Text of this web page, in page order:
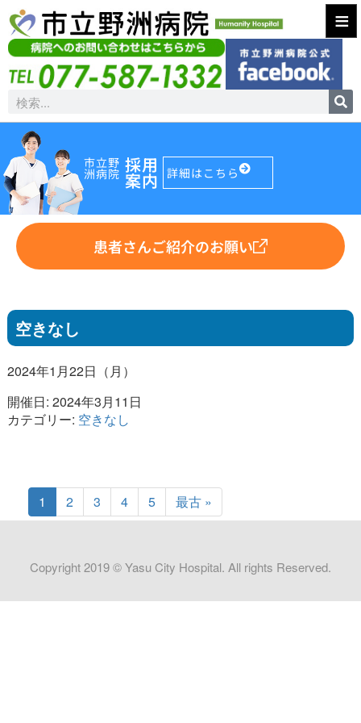
≡
市立野
洲病院 採用
案内 詳細はこちら
患者さんご紹介のお願い
空きなし
2024年1月22日（月）
開催日: 2024年3月11日
カテゴリー: 空きなし
1 2 3 4 5 最古 »
Copyright 2019 © Yasu City Hospital. All rights Reserved.